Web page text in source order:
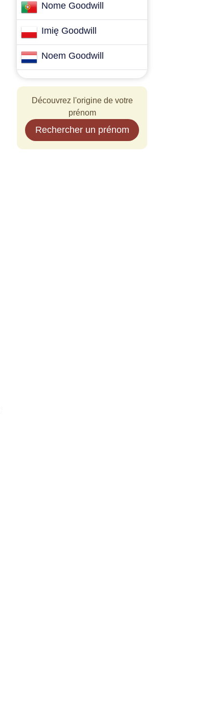
Nome Goodwill
Imię Goodwill
Noem Goodwill
Découvrez l'origine de votre
prénom
Rechercher un prénom